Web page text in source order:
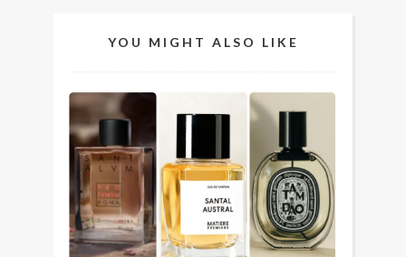
YOU MIGHT ALSO LIKE